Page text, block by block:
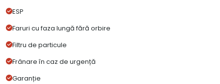
ESP
Faruri cu faza lungă fără orbire
Filtru de particule
Frânare în caz de urgență
Garanție